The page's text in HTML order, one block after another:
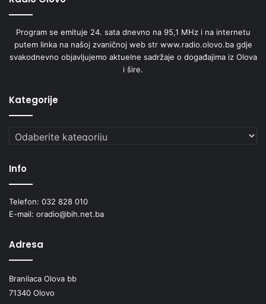
Program se emituje 24. sata dnevno na 95,1 MHz i na internetu
putem linka na našoj zvaničnoj web str www.radio.olovo.ba gdje
svakodnevno objavljujemo aktuelne sadržaje o događajima iz Olova
i šire.
Kategorije
Kategorije
Info
Telefon: 032 828 010
E-mail: oradio@bih.net.ba
Adresa
Branilaca Olova bb
71340 Olovo